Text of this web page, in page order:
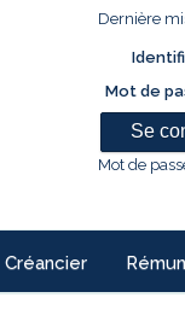
Dernière
Mot de
Mot de
Créancier